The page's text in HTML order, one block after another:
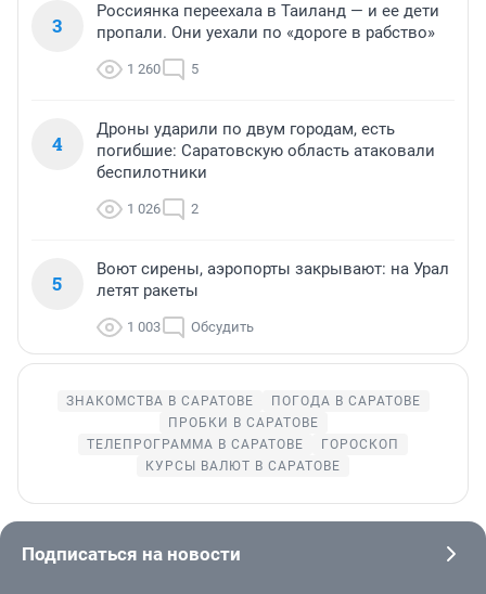
3
Россиянка переехала в Таиланд — и ее дети
пропали. Они уехали по «дороге в рабство»
1 260 5
4
Дроны ударили по двум городам, есть
погибшие: Саратовскую область атаковали
беспилотники
1 026 2
5
Воют сирены, аэропорты закрывают: на Урал
летят ракеты
1 003 Обсудить
ЗНАКОМСТВА В САРАТОВЕ
ПОГОДА В САРАТОВЕ
ПРОБКИ В САРАТОВЕ
ТЕЛЕПРОГРАММА В САРАТОВЕ
ГОРОСКОП
КУРСЫ ВАЛЮТ В САРАТОВЕ
Подписаться на новости